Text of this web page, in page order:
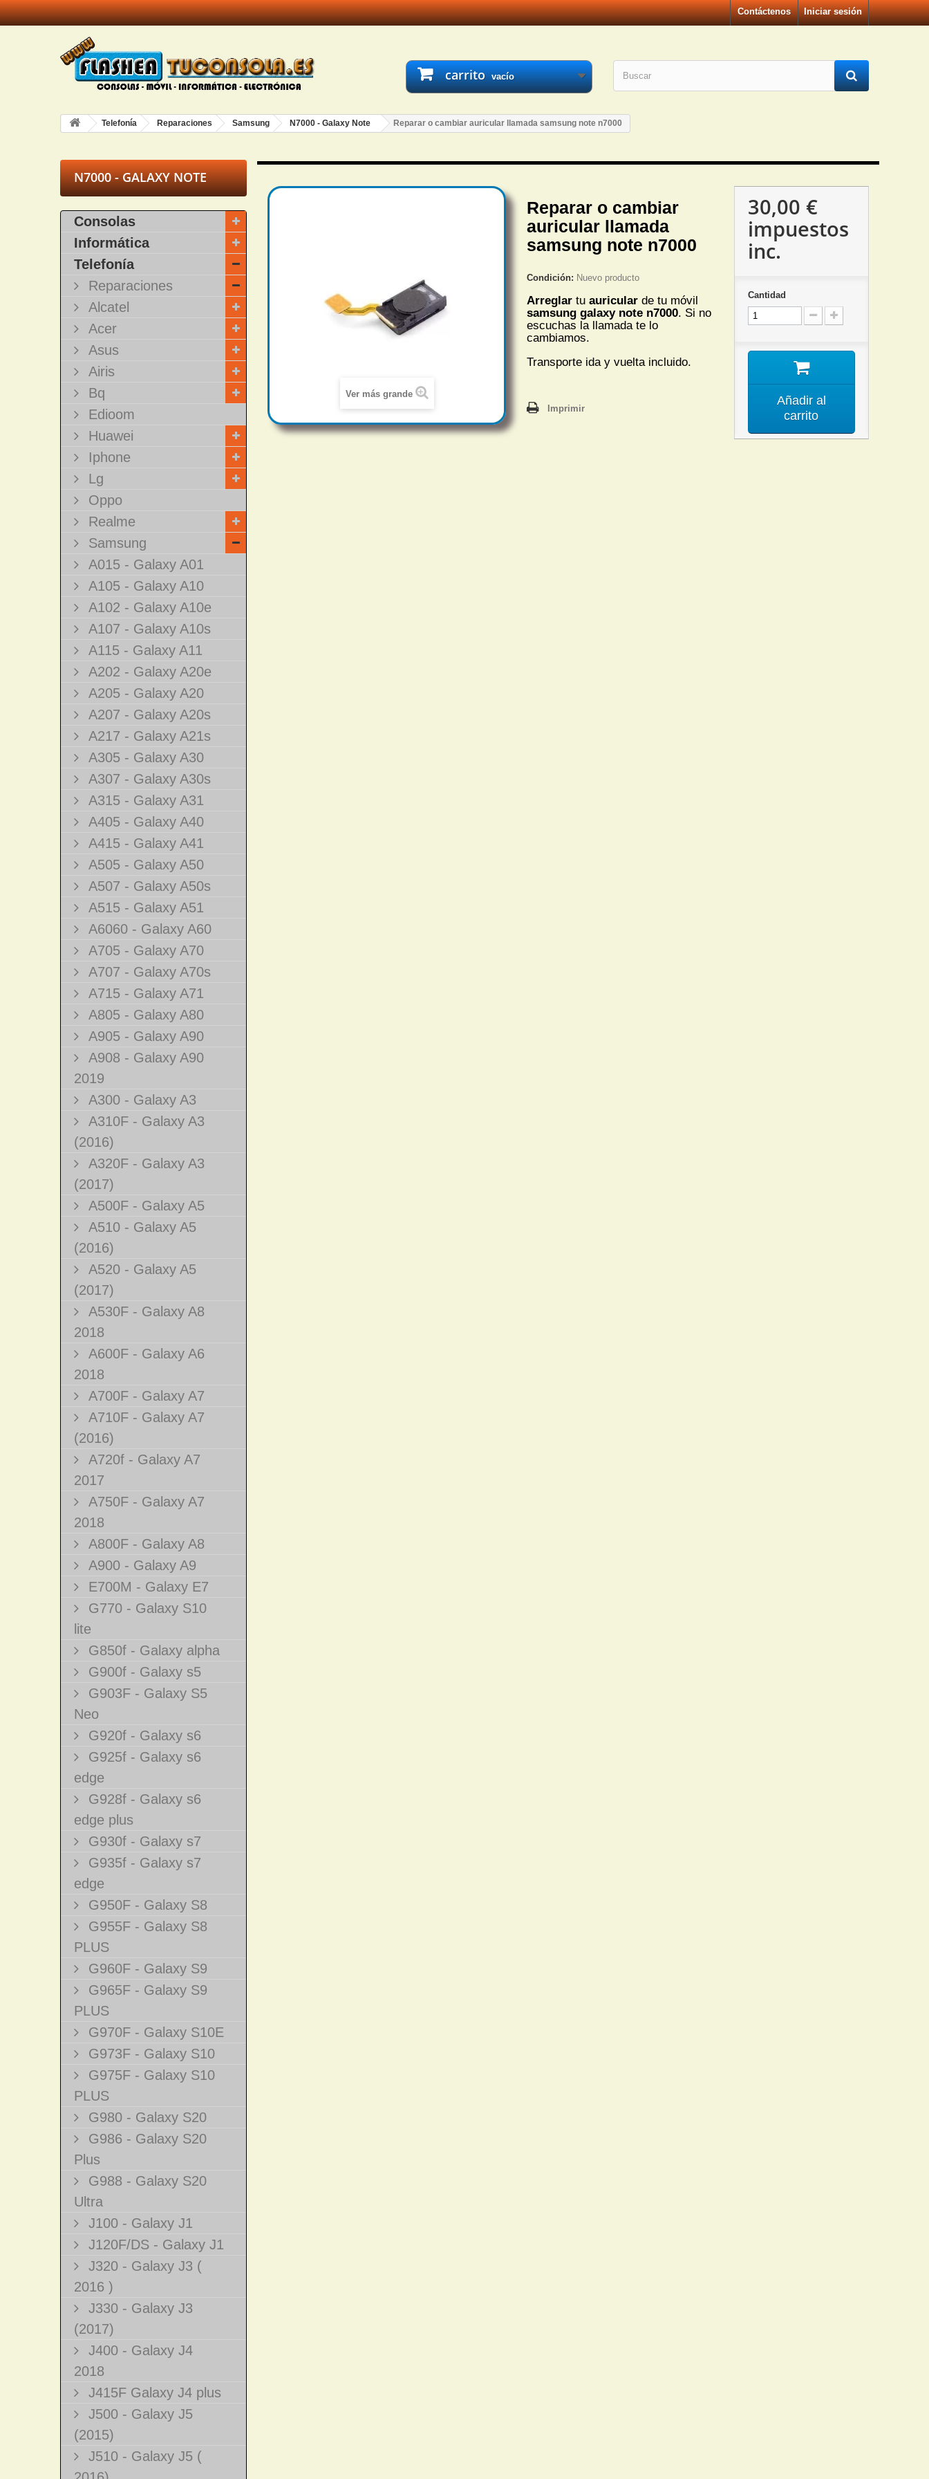
Iniciar sesión
Contáctenos
carrito vacío
Telefonía Reparaciones Samsung N7000 - Galaxy Note Reparar o cambiar auricular llamada samsung note n7000
N7000 - GALAXY NOTE
Consolas
Informática
Telefonía
Reparaciones
Alcatel
Acer
Asus
Airis
Bq
Edioom
Huawei
Iphone
Lg
Oppo
Realme
Samsung
A015 - Galaxy A01
A105 - Galaxy A10
A102 - Galaxy A10e
A107 - Galaxy A10s
A115 - Galaxy A11
A202 - Galaxy A20e
A205 - Galaxy A20
A207 - Galaxy A20s
A217 - Galaxy A21s
A305 - Galaxy A30
A307 - Galaxy A30s
A315 - Galaxy A31
A405 - Galaxy A40
A415 - Galaxy A41
A505 - Galaxy A50
A507 - Galaxy A50s
A515 - Galaxy A51
A6060 - Galaxy A60
A705 - Galaxy A70
A707 - Galaxy A70s
A715 - Galaxy A71
A805 - Galaxy A80
A905 - Galaxy A90
A908 - Galaxy A90
2019
A300 - Galaxy A3
A310F - Galaxy A3
(2016)
A320F - Galaxy A3
(2017)
A500F - Galaxy A5
A510 - Galaxy A5
(2016)
A520 - Galaxy A5
(2017)
A530F - Galaxy A8
2018
A600F - Galaxy A6
2018
A700F - Galaxy A7
A710F - Galaxy A7
(2016)
A720f - Galaxy A7
2017
A750F - Galaxy A7
2018
A800F - Galaxy A8
A900 - Galaxy A9
E700M - Galaxy E7
G770 - Galaxy S10
lite
G850f - Galaxy alpha
G900f - Galaxy s5
G903F - Galaxy S5
Neo
G920f - Galaxy s6
G925f - Galaxy s6
edge
G928f - Galaxy s6
edge plus
G930f - Galaxy s7
G935f - Galaxy s7
edge
G950F - Galaxy S8
G955F - Galaxy S8
PLUS
G960F - Galaxy S9
G965F - Galaxy S9
PLUS
G970F - Galaxy S10E
G973F - Galaxy S10
G975F - Galaxy S10
PLUS
G980 - Galaxy S20
G986 - Galaxy S20
Plus
G988 - Galaxy S20
Ultra
J100 - Galaxy J1
J120F/DS - Galaxy J1
J320 - Galaxy J3 (
2016 )
J330 - Galaxy J3
(2017)
J400 - Galaxy J4
2018
J415F Galaxy J4 plus
J500 - Galaxy J5
(2015)
J510 - Galaxy J5 (
Ver más grande
Reparar o cambiar
auricular llamada
samsung note n7000
Condición: Nuevo producto
Arreglar tu auricular de tu móvil
samsung galaxy note n7000. Si no
escuchas la llamada te lo
cambiamos.
Transporte ida y vuelta incluido.
Imprimir
30,00 €
impuestos
inc.
Cantidad
Añadir al
carrito